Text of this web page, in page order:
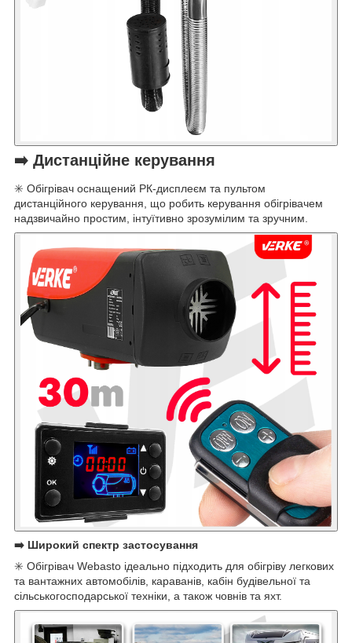
➡️ Дистанційне керування
✳️ Обігрівач оснащений РК-дисплеєм та пультом
дистанційного керування, що робить керування обігрівачем
надзвичайно простим, інтуїтивно зрозумілим та зручним.
➡️ Широкий спектр застосування
✳️ Обігрівач Webasto ідеально підходить для обігріву легкових
та вантажних автомобілів, караванів, кабін будівельної та
сільськогосподарської техніки, а також човнів та яхт.